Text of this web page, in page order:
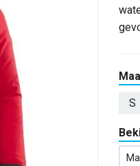
S